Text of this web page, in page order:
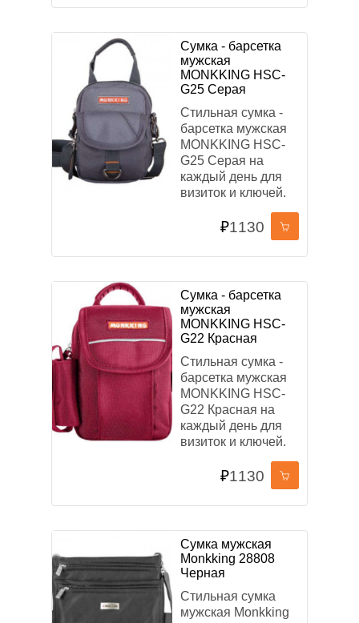
Сумка - барсетка
мужская
MONKKING HSC-
G25 Серая
Стильная сумка -
барсетка мужская
MONKKING HSC-
G25 Серая на
каждый день для
визиток и ключей.
₽1130
Сумка - барсетка
мужская
MONKKING HSC-
G22 Красная
Стильная сумка -
барсетка мужская
MONKKING HSC-
G22 Красная на
каждый день для
визиток и ключей.
₽1130
Сумка мужская
Monkking 28808
Черная
Стильная сумка
мужская Monkking